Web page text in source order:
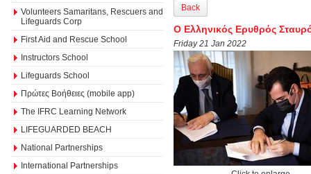
Volunteers Samaritans, Rescuers and
Lifeguards Corp
First Aid and Rescue School
Instructors School
Lifeguards School
Πρώτες Βοήθειες (mobile app)
The IFRC Learning Network
LIFEGUARDED BEACH
National Partnerships
International Partnerships
Back
Ο Ελληνικός Ερυθρός
Friday 21 Jan 2022